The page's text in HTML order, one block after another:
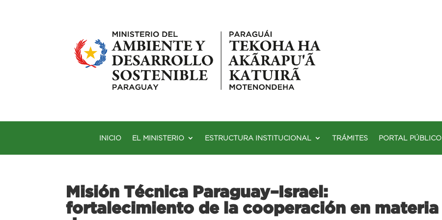
INICIO EL MINISTERIO ESTRUCTURA INSTITUCIONAL TRÁMITES PORTAL PÚBLICO
Misión Técnica Paraguay–Israel:
fortalecimiento de la cooperación en materia